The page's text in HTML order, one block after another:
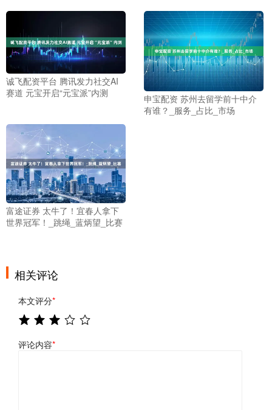
诚飞配资平台 腾讯发力社交AI
赛道 元宝开启“元宝派”内测
申宝配资 苏州去留学前十中介
有谁？_服务_占比_市场
富途证券 太牛了！宜春人拿下
世界冠军！_跳绳_蓝炳望_比赛
相关评论
本文评分*
评论内容*